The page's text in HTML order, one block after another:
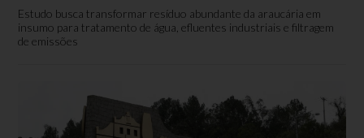
Estudo busca transformar resíduo abundante da araucária em
insumo para tratamento de água, efluentes industriais e filtragem
de emissões